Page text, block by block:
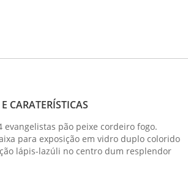
CARATERÍSTICAS
evangelistas pão peixe cordeiro fogo.
para exposição em vidro duplo colorido
lápis-lazúli no centro dum resplendor